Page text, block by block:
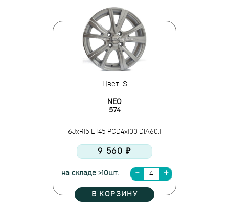
Цвет: S
NEO
574
6JxR15 ET45 PCD4x100 DIA60.1
9 560 ₽
на складе >10шт.
В КОРЗИНУ